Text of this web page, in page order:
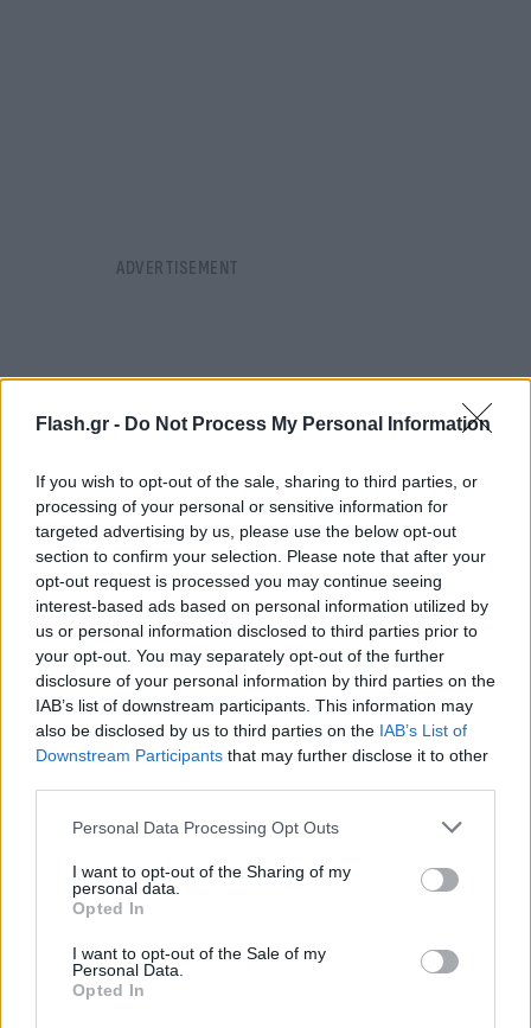
Flash.gr - Do Not Process My Personal Information
If you wish to opt-out of the sale, sharing to third parties, or
processing of your personal or sensitive information for
targeted advertising by us, please use the below opt-out
section to confirm your selection. Please note that after your
opt-out request is processed you may continue seeing
interest-based ads based on personal information utilized by
us or personal information disclosed to third parties prior to
your opt-out. You may separately opt-out of the further
disclosure of your personal information by third parties on the
IAB’s list of downstream participants. This information may
also be disclosed by us to third parties on the IAB’s List of
Downstream Participants that may further disclose it to other
Please note that this website/app uses one or more Google
not limited to your visit or usage behaviour. You may click to
grant or deny consent to Google and its third-party tags to
use your data for below specified purposes in below Google
consent section.
Personal Data Processing Opt Outs
I want to opt-out of the Sharing of my
personal data.
Opted In
I want to opt-out of the Sale of my
Personal Data.
Opted In
Επιπλέον, κατά την παραμονή των στελεχών της
Τράπεζας στο χώρο της επιχείρησης, παρέχονται
δυνατότητες του «Mobility» στους υπαλλήλους της
επιχείρησης, μεταξύ των οποίων έναρξη Βασικής
υφιστάμενο πελάτη (λογαριασμός, χρεωστική
κάρτα, eBanking και EuroPhone pin), διάθεση
καταναλωτικών δανείων, πιστωτικών καρτών και
πλήρους ενημέρωσης του πελάτη, για θέματα που
αφορούν στο πλαίσιο της τραπεζικής του σχέσης